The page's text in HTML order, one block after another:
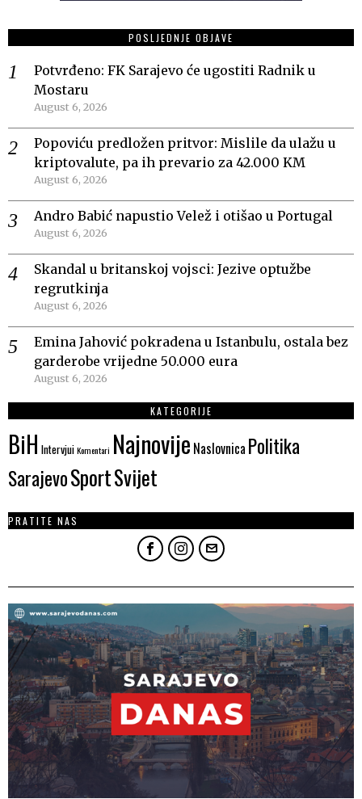
POSLJEDNJE OBJAVE
Potvrđeno: FK Sarajevo će ugostiti Radnik u
Mostaru
August 6, 2026
Popoviću predložen pritvor: Mislile da ulažu u
kriptovalute, pa ih prevario za 42.000 KM
August 6, 2026
Andro Babić napustio Velež i otišao u Portugal
August 6, 2026
Skandal u britanskoj vojsci: Jezive optužbe
regrutkinja
August 6, 2026
Emina Jahović pokradena u Istanbulu, ostala bez
garderobe vrijedne 50.000 eura
August 6, 2026
KATEGORIJE
BiH IntervjuiKomentari Najnovije Naslovnica Politika
SarajevoSportSvijet
PRATITE NAS